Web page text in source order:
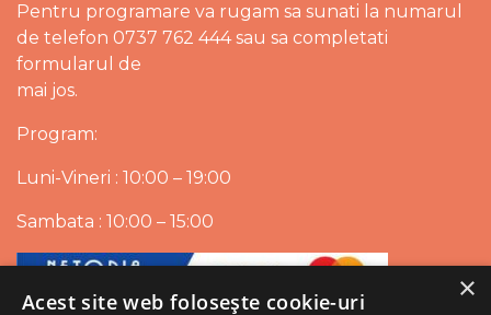
Pentru programare va rugam sa sunati la numarul
de telefon 0737 762 444 sau sa completati
formularul de
mai jos.
Program:
Luni-Vineri : 10:00 – 19:00
Sambata : 10:00 – 15:00
×
Acest site web folosește cookie-uri